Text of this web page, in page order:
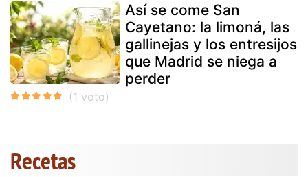
Así se come San
Cayetano: la limoná, las
gallinejas y los entresijos
que Madrid se niega a
perder
Recetas